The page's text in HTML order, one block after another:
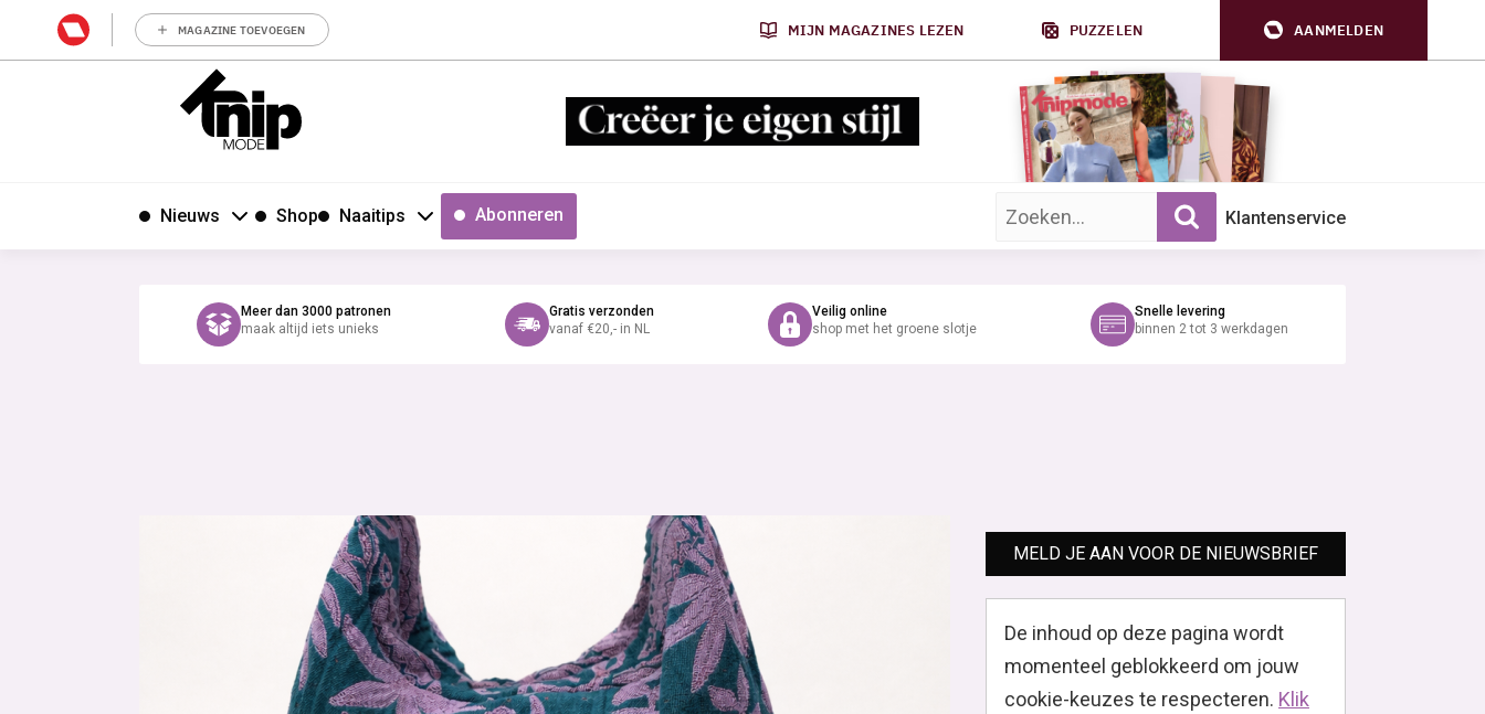
MAGAZINE TOEVOEGEN MIJN MAGAZINES LEZEN PUZZELEN AANMELDEN
Nieuws Shop Naaitips Abonneren Zoek op trefwoord: Klantenservice
Meer dan 3000 patronen
maak altijd iets unieks
Gratis verzonden
vanaf €20,- in NL
Veilig online
shop met het groene slotje
Snelle levering
binnen 2 tot 3 werkdagen
MELD JE AAN VOOR DE NIEUWSBRIEF
De inhoud op deze pagina wordt
momenteel geblokkeerd om jouw
cookie-keuzes te respecteren. Klik